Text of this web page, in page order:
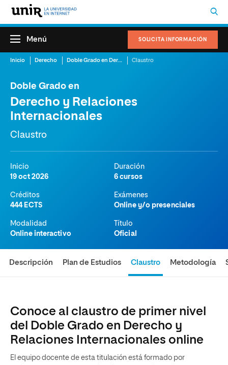
SOLICITA INFORMACIÓN
Menú
Inicio Derecho Doble Grado en Derecho y Relaciones Internacionales Claustro
Doble Grado en
Derecho y Relaciones
Internacionales
Claustro
Inicio
19 oct 2026
Duración
6 cursos
Créditos
444 ECTS
Exámenes
Online y/o presenciales
Modalidad
Online interactivo
Título
Oficial
Descripción Plan de Estudios Claustro Metodología
Conoce al claustro de primer nivel
del Doble Grado en Derecho y
Relaciones Internacionales online
El equipo docente de esta titulación está formado por